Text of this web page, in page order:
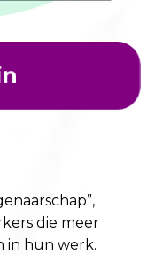
die meer
in hun werk.